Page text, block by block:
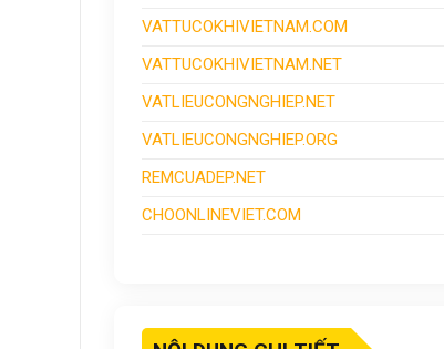
VATTUCOKHIVIETNAM.COM
VATTUCOKHIVIETNAM.NET
VATLIEUCONGNGHIEP.NET
VATLIEUCONGNGHIEP.ORG
REMCUADEP.NET
CHOONLINEVIET.COM